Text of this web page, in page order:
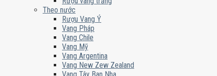
Theo nước
Rượu Vang Ý
Vang Pháp
Vang Chile
Vang Mỹ
Vang Argentina
Vang New Zew Zealand